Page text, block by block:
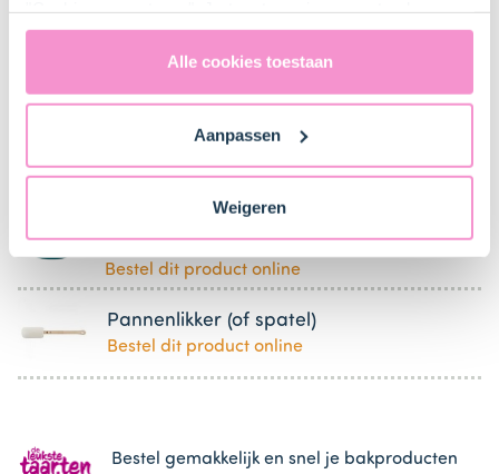
uitdrukkelijk een eventuele gegevensoverdracht naar de
Verenigde Staten in de zin van artikel 49 AVG. Raadpleeg
ons
naar technology providers en partners in de Verenigde
Staten. Je kunt op elk moment van gedachten
Alle cookies toestaan
Aanpassen
Weigeren
Tartelette vormpjes (of tartelette blik)
Kom
Bestel dit product online
Pannenlikker (of spatel)
Bestel dit product online
Bestel gemakkelijk en snel je bakproducten